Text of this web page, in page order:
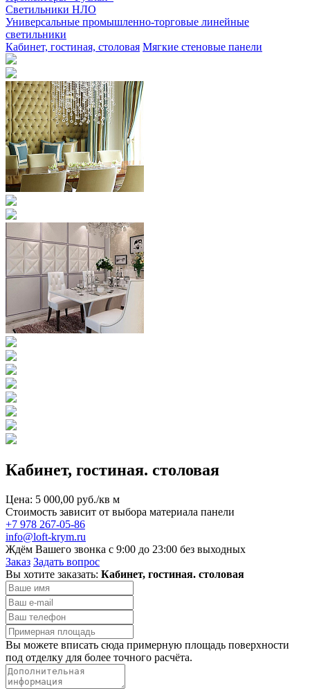
Светильники НЛО
Универсальные промышленно-торговые линейные
светильники
Кабинет, гостиная, столовая Мягкие стеновые панели
Кабинет, гостиная. столовая
Цена: 5 000,00 руб./кв м
Стоимость зависит от выбора материала панели
+7 978 267-05-86
info@loft-krym.ru
Ждём Вашего звонка с 9:00 до 23:00 без выходных
Заказ Задать вопрос
Вы хотите заказать: Кабинет, гостиная. столовая
Вы можете вписать сюда примерную площадь поверхности
под отделку для более точного расчёта.